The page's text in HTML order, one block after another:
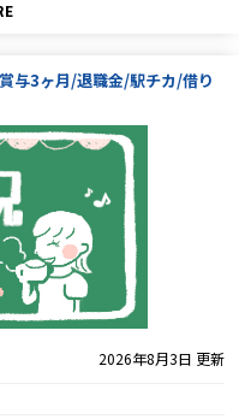
与3ヶ月/退職金/駅チカ/借り
2026年8月3日 更新